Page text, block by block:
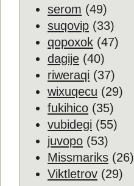
serom (49)
suqovip (33)
qopoxok (47)
dagije (40)
riweraqi (37)
wixuqecu (29)
fukihico (35)
vubidegi (55)
juvopo (53)
Missmariks (26)
Viktletrov (29)